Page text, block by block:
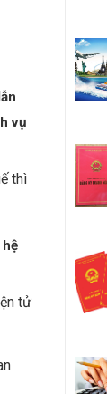
vụ
thì
tử